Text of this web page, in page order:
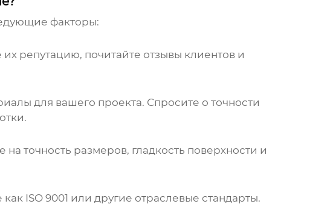
факторы:
репутацию, почитайте отзывы клиентов и
для вашего проекта. Спросите о точности
точность размеров, гладкость поверхности и
ISO 9001 или другие отраслевые стандарты.